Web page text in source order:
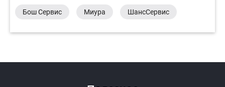
Бош Сервис Миура ШансСервис